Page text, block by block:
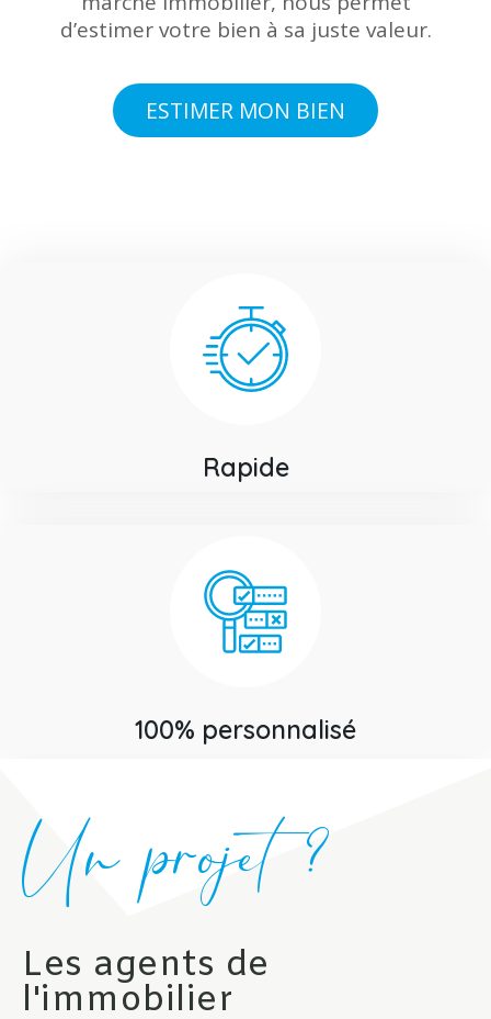
d’estimer votre bien à sa juste valeur.
ESTIMER MON BIEN
Rapide
100% personnalisé
Un projet ?
Les agents de
l'immobilier